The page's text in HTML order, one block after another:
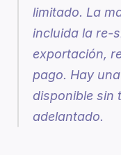
limitado. La
incluida la re-
exportación,
pago. Hay
disponible sin
adelantado.